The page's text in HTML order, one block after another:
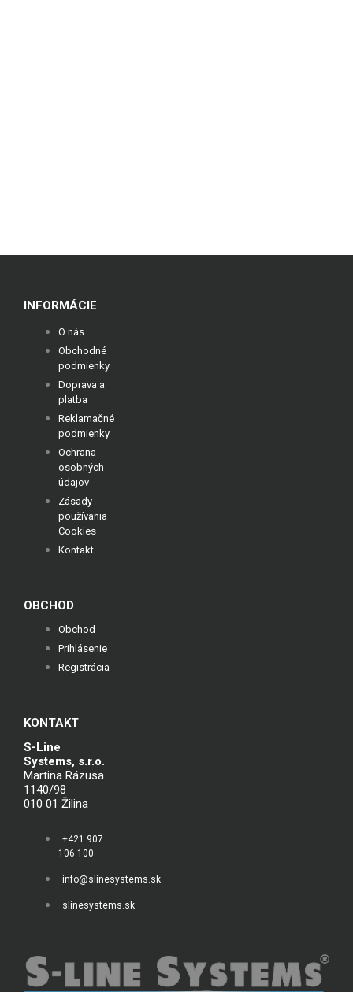
INFORMÁCIE
O nás
Obchodné
podmienky
Doprava a
platba
Reklamačné
podmienky
Ochrana
osobných
údajov
Zásady
používania
Cookies
Kontakt
OBCHOD
Obchod
Prihlásenie
Registrácia
KONTAKT
S-Line
Systems, s.r.o.
Martina Rázusa
1140/98
010 01 Žilina
+421 907
106 100
info@slinesystems.sk
slinesystems.sk